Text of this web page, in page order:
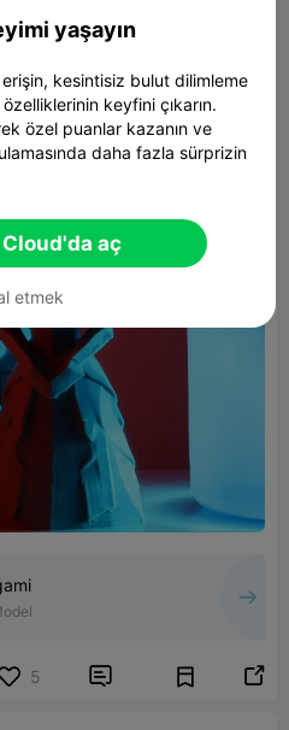
5  
yaşayın
erişin, kesintisiz bulut dilimleme
keyfini çıkarın.
özel puanlar kazanın ve
daha fazla sürprizin
aç
etmek